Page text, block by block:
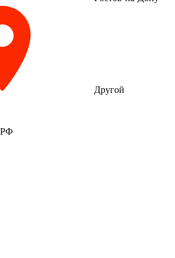
Другой
РФ